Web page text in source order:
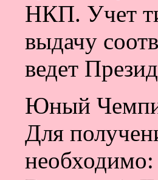
НКП. Учет
выдачу
ведет
Юный
Для
необходимо: